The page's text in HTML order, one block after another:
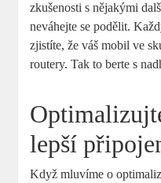
zkušenosti s nějakými
neváhejte se podělit.
zjistíte, že váš mobil ve
routery. Tak to berte s
lepší
Když mluvíme o